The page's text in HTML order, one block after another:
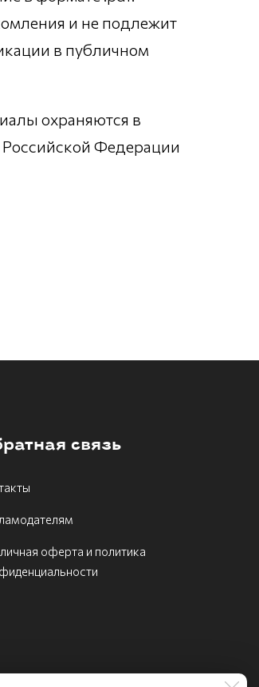
и не подлежит
в публичном
охраняются в
Российской Федерации
связь
оферта и политика